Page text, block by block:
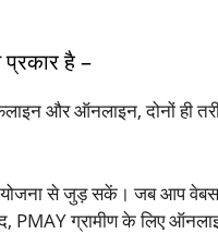
है –
और ऑनलाइन, दोनों ही
योजना से जुड़ सकें। जब आप
PMAY ग्रामीण के लिए